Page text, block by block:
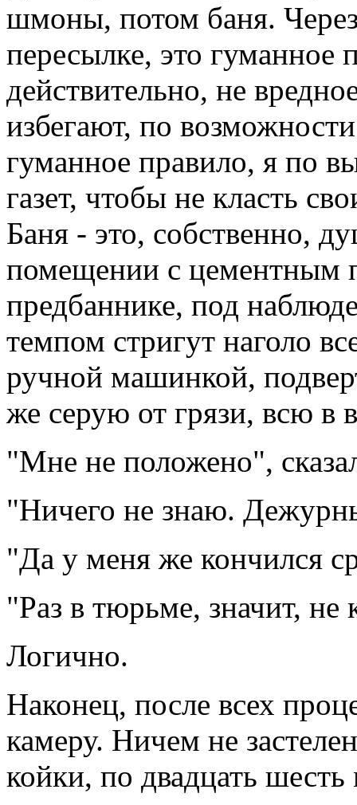
шмоны, потом баня.
пересылке, это гуманное
действительно, не
избегают, по
гуманное правило, я по
газет, чтобы не класть
Баня - это, собственно,
помещении с цементным
предбаннике, под
темпом стригут наголо
ручной машинкой,
же серую от грязи, всю в
"Мне не положено",
"Ничего не знаю.
"Да у меня же кончился
"Раз в тюрьме, значит, не
Логично.
Наконец, после всех
камеру. Ничем не
койки, по двадцать